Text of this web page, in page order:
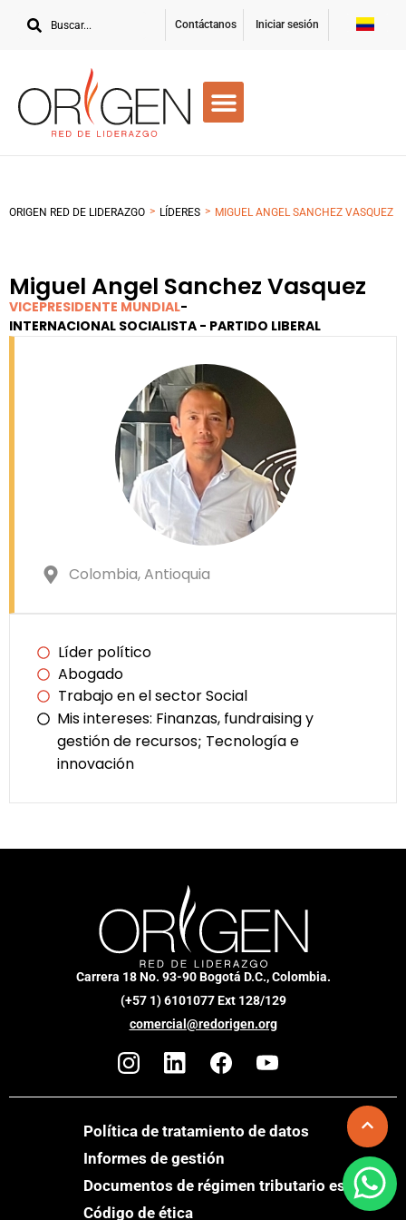
Contáctanos Iniciar sesión
ORIGEN RED DE LIDERAZGO > LÍDERES > MIGUEL ANGEL SANCHEZ VASQUEZ
Miguel Angel Sanchez Vasquez
VICEPRESIDENTE MUNDIAL-
INTERNACIONAL SOCIALISTA - PARTIDO LIBERAL
Colombia, Antioquia
Líder político
Abogado
Trabajo en el sector Social
Mis intereses: Finanzas, fundraising y
gestión de recursos; Tecnología e
innovación
Carrera 18 No. 93-90 Bogotá D.C., Colombia.
(+57 1) 6101077 Ext 128/129
comercial@redorigen.org
Política de tratamiento de datos
Informes de gestión
Documentos de régimen tributario especial
Código de ética